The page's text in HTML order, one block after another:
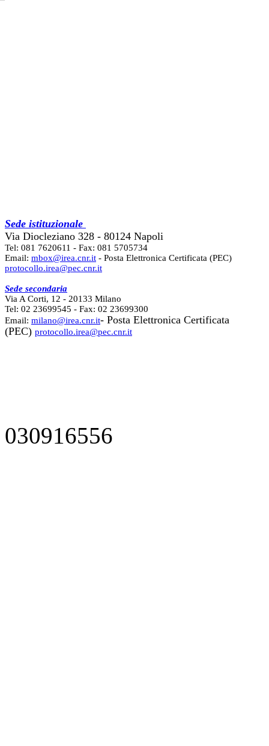
Sede istituzionale
Via Diocleziano 328 - 80124 Napoli
Tel: 081 7620611 - Fax: 081 5705734
Email: mbox@irea.cnr.it - Posta Elettronica Certificata (PEC)
protocollo.irea@pec.cnr.it
Sede secondaria
Via A Corti, 12 - 20133 Milano
Tel: 02 23699545 - Fax: 02 23699300
Email: milano@irea.cnr.it- Posta Elettronica Certificata
(PEC) protocollo.irea@pec.cnr.it
030916556